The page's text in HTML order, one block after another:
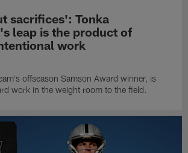
sacrifices': Tonka
leap is the product of
work
offseason Samson Award winner, is
work in the weight room to the field.